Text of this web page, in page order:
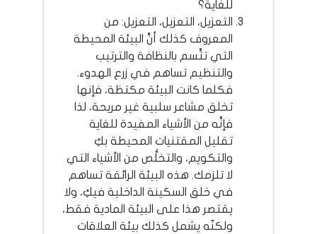
للغاية؟
التعزيل، التعزيل، التعزيل: من
المعروف كذلك أنَّ البيئة المحيطة
التي تتَّسم بالنظافة والترتيب
والتنظيم تساهم في زرع الهدوء.
فكلما كانت البيئة مكتظة، فإنها
تخلق مشاعر سلبية غير مريحة، لذا
فإنَّه من الأشياء المفيدة للغاية
تقليل المقتنيات المحيطة بكِ
والتكويم، والتخلُّص من الأشياء التي
لا تلزمك. هذه البيئة الرائقة تساهم
في خلق السكينة الداخلية فيكِ، ولا
يقتصر هذا على البيئة المادية فقط،
ولكنّه يشمل كذلك بيئة العلاقات